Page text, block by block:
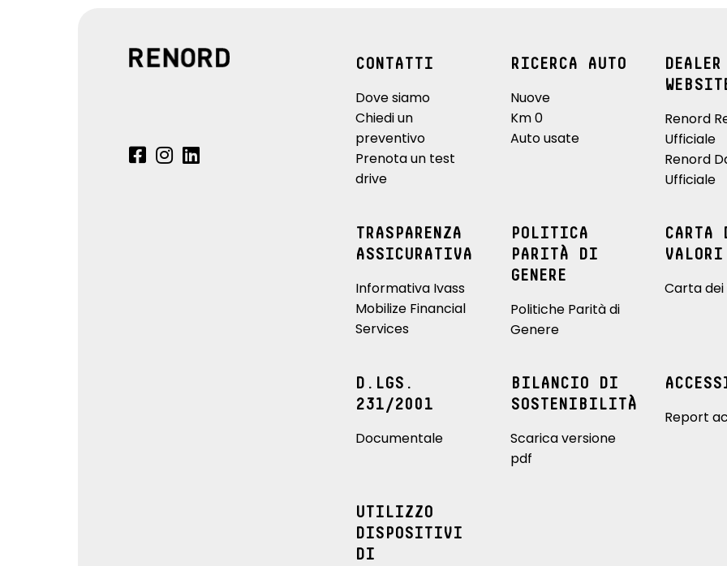
CONTATTI
Dove siamo
Chiedi un
preventivo
Prenota un test
drive
RICERCA AUTO
Nuove
Km 0
Auto usate
DEALER
Renord
Ufficiale
Renord
Ufficiale
TRASPARENZA
ASSICURATIVA
Informativa Ivass
Mobilize Financial
Services
POLITICA
PARITÀ DI
GENERE
Politiche Parità di
Genere
CARTA
VALORI
Carta dei
D.LGS.
231/2001
Documentale
BILANCIO DI
SOSTENIBILITÀ
Scarica versione
pdf
Report
UTILIZZO
DISPOSITIVI
DI